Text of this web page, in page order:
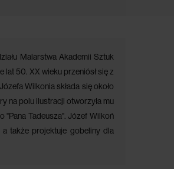
Malarstwa Akademii Sztuk
lat 50. XX wieku przeniósł się z
Wilkonia składa się około
na polu ilustracji otworzyła mu
"Pana Tadeusza". Józef Wilkoń
także projektuje gobeliny dla